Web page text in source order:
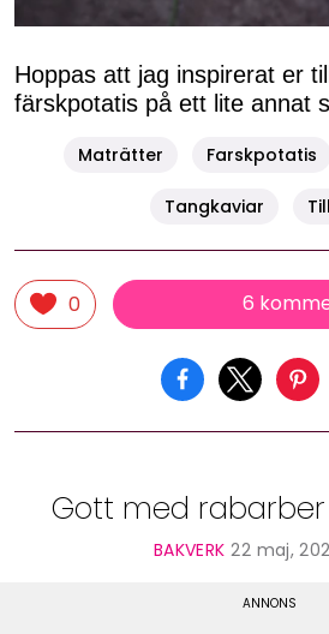
Hoppas att jag inspirerat er
färskpotatis på ett lite annat
Maträtter Farskpotatis
Tangkaviar
0 6
Gott med
BAKVERK 22 maj,